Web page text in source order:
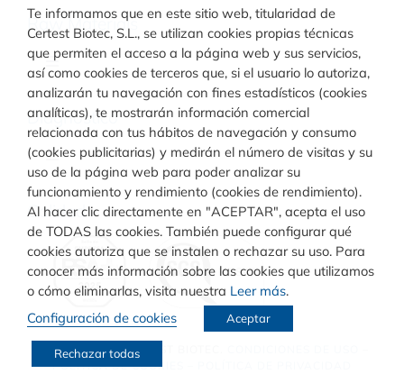
Raw Materials
Toggle
Navigation
Materiales para inmunodiagnóstico
Materiales para diagnóstico molecular
Diagnóstico
Toggle
Navigation
Rapid Test
Turbilatex
Calidad
© COPYRIGHT CERTEST BIOTEC.
POLÍTICA DE COOKIES
Te informamos que en este sitio web, titularidad de
Certest Biotec, S.L., se utilizan cookies propias técnicas
que permiten el acceso a la página web y sus servicios,
así como cookies de terceros que, si el usuario lo autoriza,
analizarán tu navegación con fines estadísticos (cookies
analíticas), te mostrarán información comercial
relacionada con tus hábitos de navegación y consumo
(cookies publicitarias) y medirán el número de visitas y su
uso de la página web para poder analizar su
funcionamiento y rendimiento (cookies de rendimiento).
Al hacer clic directamente en "ACEPTAR", acepta el uso
de TODAS las cookies. También puede configurar qué
cookies autoriza que se instalen o rechazar su uso. Para
conocer más información sobre las cookies que utilizamos
o cómo eliminarlas, visita nuestra Leer más.
Configuración de cookies
Aceptar
Rechazar todas